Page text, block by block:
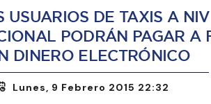
USUARIOS DE TAXIS A
PODRÁN PAGAR A
DINERO ELECTRÓNICO
Lunes, 9 Febrero 2015 22:32